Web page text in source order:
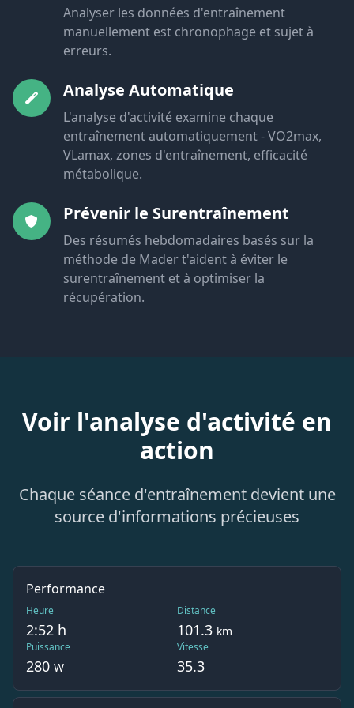
Analyser les données d'entraînement
manuellement est chronophage et sujet à
erreurs.
Analyse Automatique
L'analyse d'activité examine chaque
entraînement automatiquement - VO2max,
VLamax, zones d'entraînement, efficacité
métabolique.
Prévenir le Surentraînement
Des résumés hebdomadaires basés sur la
méthode de Mader t'aident à éviter le
surentraînement et à optimiser la
récupération.
Voir l'analyse d'activité en
action
Chaque séance d'entraînement devient une
source d'informations précieuses
Performance
Heure
2:52 h
Distance
101.3 km
Puissance
280 W
Vitesse
35.3